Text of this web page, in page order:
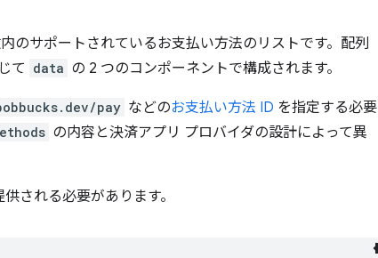
のサポートされているお支払い方法のリストです。配列
て data の 2 つのコンポーネントで構成されます。
pay などのお支払い方法 ID を指定する必要
の内容と決済アプリ プロバイダの設計によって異
される必要があります。